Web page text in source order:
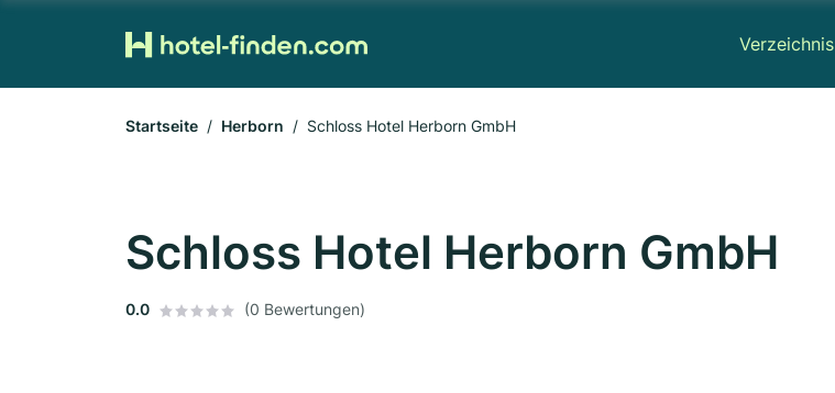
Verzeichnis
Startseite Herborn Schloss Hotel Herborn GmbH
Schloss Hotel Herborn GmbH
0.0 (0 Bewertungen)